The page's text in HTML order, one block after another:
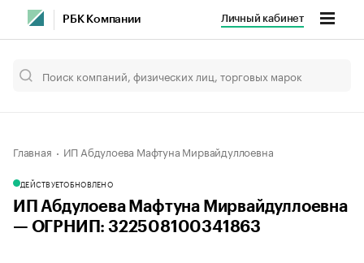
РБК Компании Личный кабинет
Главная ИП Абдулоева Мафтуна Мирвайдуллоевна
ДЕЙСТВУЕТОБНОВЛЕНО
ИП Абдулоева Мафтуна Мирвайдуллоевна
— ОГРНИП: 322508100341863